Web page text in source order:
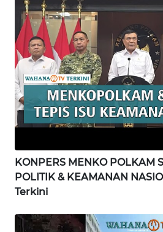
KONPERS MENKO POLKAM
POLITIK & KEAMANAN
Terkini
WN
NIAS
WN
LANGKAT
WN
WN
TANJUNG